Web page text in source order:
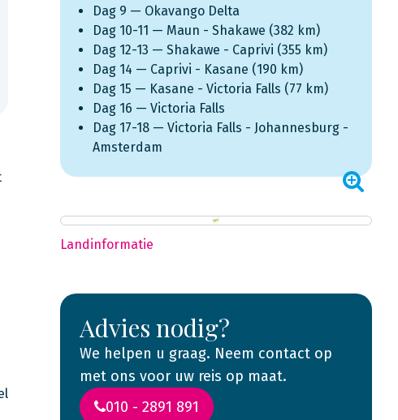
Dag 9 — Okavango Delta
Dag 10-11 — Maun - Shakawe (382 km)
Dag 12-13 — Shakawe - Caprivi (355 km)
Dag 14 — Caprivi - Kasane (190 km)
Dag 15 — Kasane - Victoria Falls (77 km)
Dag 16 — Victoria Falls
Dag 17-18 — Victoria Falls - Johannesburg -
Amsterdam
Landinformatie
Advies nodig?
We helpen u graag. Neem contact op
met ons voor uw reis op maat.
010 - 2891 891